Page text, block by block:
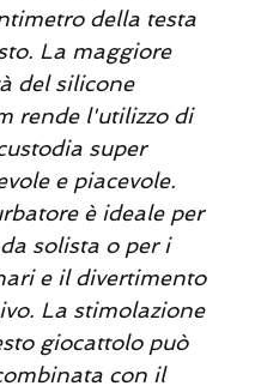
della testa
La maggiore
del silicone
rende l'utilizzo di
super
e piacevole.
è ideale per
solista o per i
e il divertimento
La stimolazione
giocattolo può
con il